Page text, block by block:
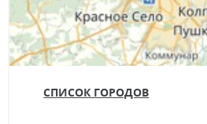
СПИСОК ГОРОДОВ